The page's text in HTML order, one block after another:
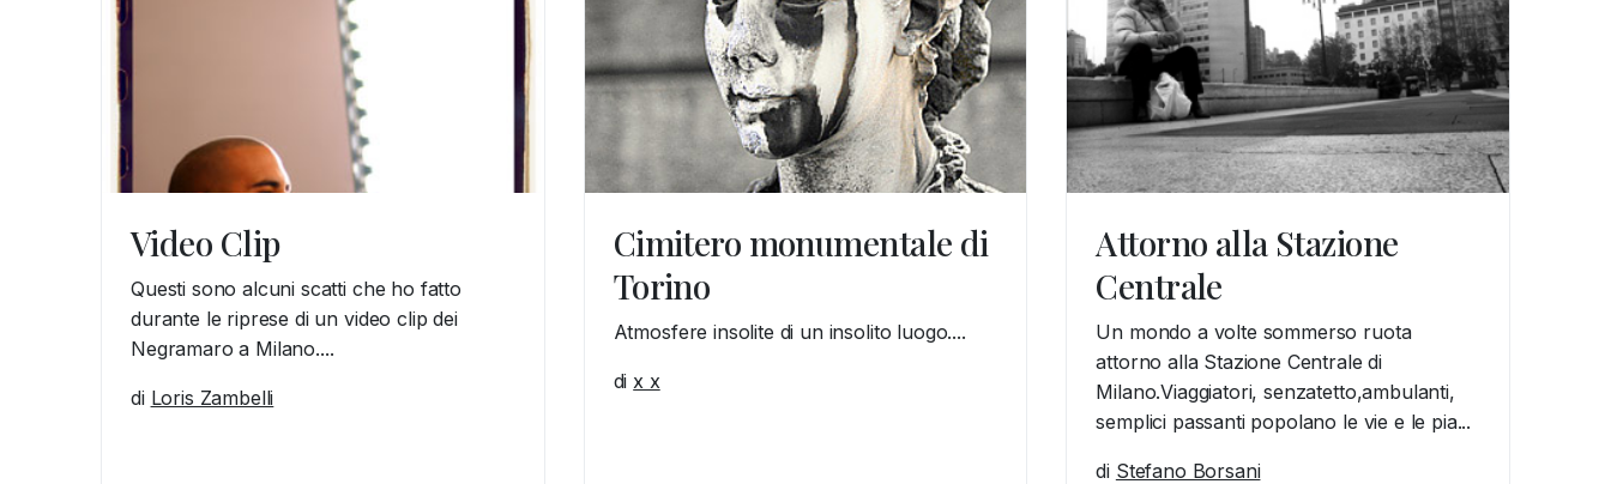
Video Clip
Questi sono alcuni scatti che ho fatto
durante le riprese di un video clip dei
Negramaro a Milano....
di Loris Zambelli
Cimitero monumentale di
Torino
Atmosfere insolite di un insolito luogo....
dix x
Attorno alla Stazione
Centrale
Un mondo a volte sommerso ruota
attorno alla Stazione Centrale di
Milano.Viaggiatori, senzatetto,ambulanti,
semplici passanti popolano le vie e le pia...
di Stefano Borsani